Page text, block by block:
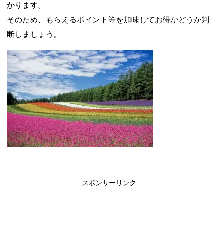
かります。
そのため、もらえるポイント等を加味してお得かどうか判
断しましょう。
スポンサーリンク